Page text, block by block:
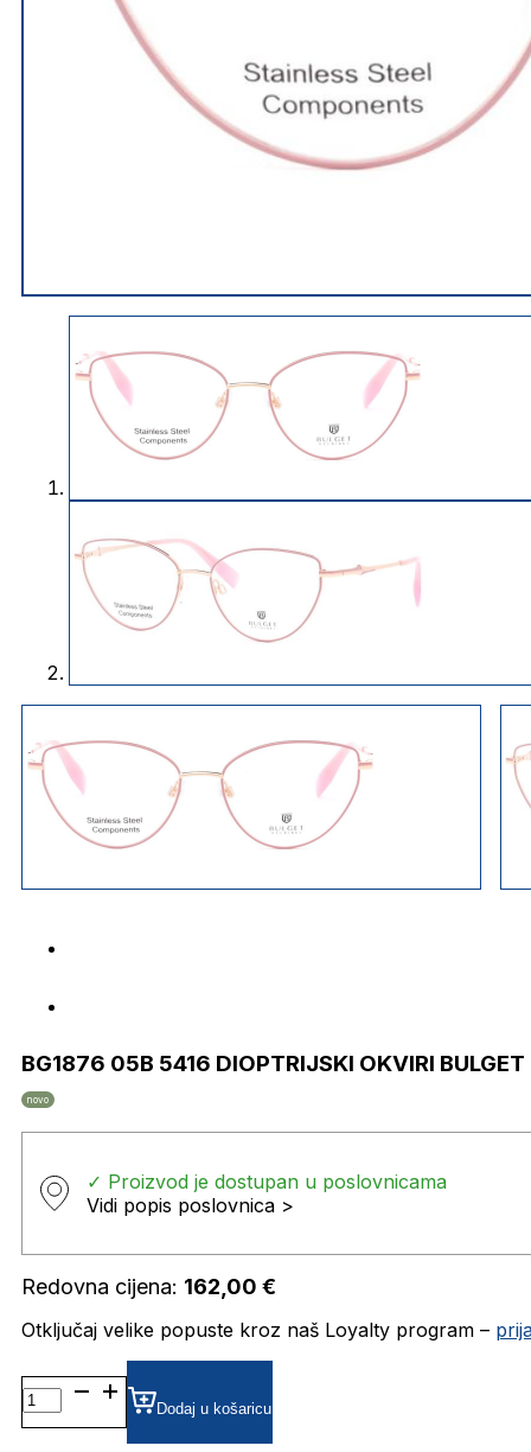
BG1876 05B 5416 DIOPTRIJSKI OKVIRI BULGET
novo
✓ Proizvod je dostupan u poslovnicama
Vidi popis poslovnica >
Redovna cijena: 162,00 €
Otključaj velike popuste kroz naš Loyalty program –
BG1876
05B
5416
Dodaj u košaricu